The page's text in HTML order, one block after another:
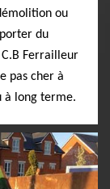
ou
du
Ferrailleur
pas cher à
à long terme.